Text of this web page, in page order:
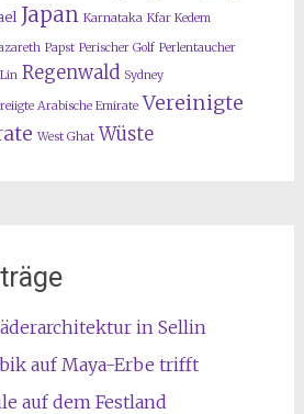
Japan Karnataka Kfar Kedem
Papst Perischer Golf Perlentaucher
Regenwald Sydney
Arabische Emirate Vereinigte
West Ghat Wüste
in Sellin
auf Maya-Erbe trifft
auf dem Festland